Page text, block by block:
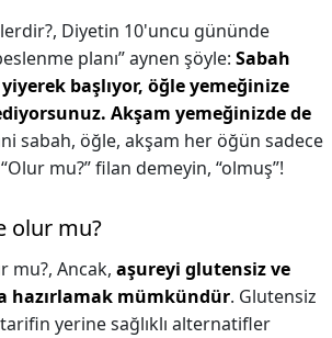
Diyetin 10'uncu gününde
planı” aynen şöyle: Sabah
başlıyor, öğle yemeğinize
Akşam yemeğinizde de
sabah, öğle, akşam her öğün sadece
mu?” filan demeyin, “olmuş”!
olur mu?
mu?, Ancak, aşureyi glutensiz ve
hazırlamak mümkündür. Glutensiz
yerine sağlıklı alternatifler